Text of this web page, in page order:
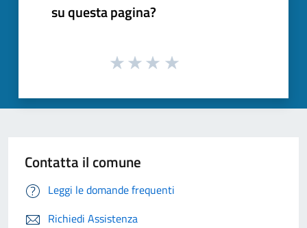
su questa pagina?
Contatta il comune
Leggi le domande frequenti
Richiedi Assistenza